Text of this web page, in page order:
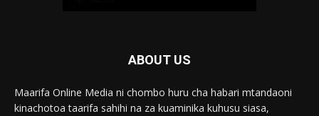
ABOUT US
Maarifa Online Media ni chombo huru cha habari mtandaoni
kinachotoa taarifa sahihi na za kuaminika kuhusu siasa,